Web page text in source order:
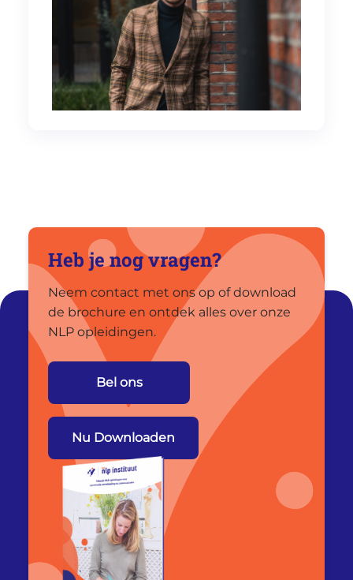
Heb je nog vragen?
Neem contact met ons op of download
de brochure en ontdek alles over onze
NLP opleidingen.
Bel ons
Nu Downloaden